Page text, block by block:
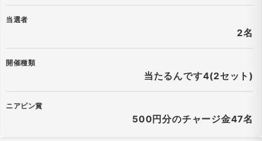
当選者
2名
開催種類
当たるんです4(2セット)
ニアピン賞
500円分のチャージ金47名